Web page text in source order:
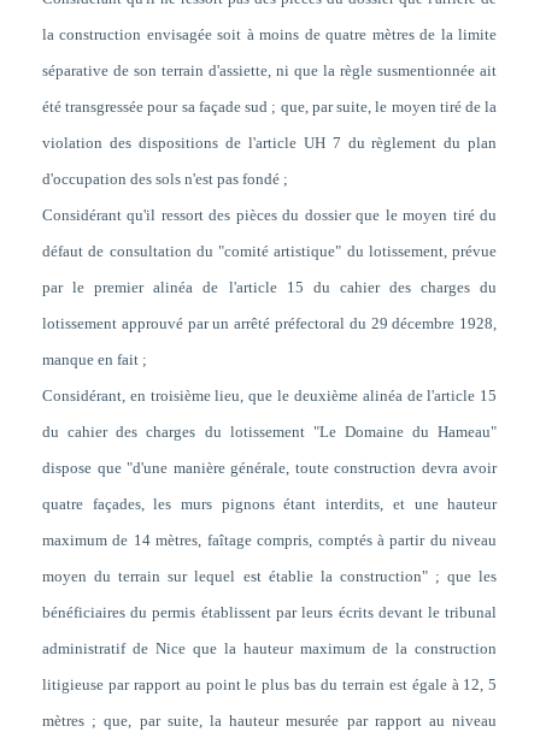
la construction envisagée soit à moins de quatre mètres de la limite
séparative de son terrain d'assiette, ni que la règle susmentionnée ait
été transgressée pour sa façade sud ; que, par suite, le moyen tiré de la
violation des dispositions de l'article UH 7 du règlement du plan
d'occupation des sols n'est pas fondé ;
Considérant qu'il ressort des pièces du dossier que le moyen tiré du
défaut de consultation du "comité artistique" du lotissement, prévue
par le premier alinéa de l'article 15 du cahier des charges du
lotissement approuvé par un arrêté préfectoral du 29 décembre 1928,
manque en fait ;
Considérant, en troisième lieu, que le deuxième alinéa de l'article 15
du cahier des charges du lotissement "Le Domaine du Hameau"
dispose que "d'une manière générale, toute construction devra avoir
quatre façades, les murs pignons étant interdits, et une hauteur
maximum de 14 mètres, faîtage compris, comptés à partir du niveau
moyen du terrain sur lequel est établie la construction" ; que les
bénéficiaires du permis établissent par leurs écrits devant le tribunal
administratif de Nice que la hauteur maximum de la construction
litigieuse par rapport au point le plus bas du terrain est égale à 12, 5
mètres ; que, par suite, la hauteur mesurée par rapport au niveau